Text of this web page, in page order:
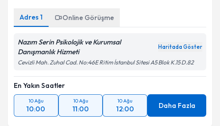
Adres 1 Online Görüşme
Nazım Serin Psikolojik ve Kurumsal
Danışmanlık Hizmeti
Haritada Göster
Cevizli Mah. Zuhal Cad. No:46E Ritim İstanbul Sitesi A5 Blok K.15 D.82
En Yakın Saatler
10 Ağu
10:00
10 Ağu
11:00
10 Ağu
12:00 Daha Fazla